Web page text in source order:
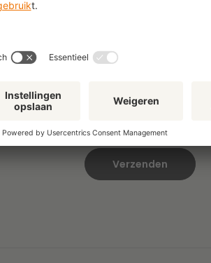
Ik ontvang
onderwerpen,
om te lezen